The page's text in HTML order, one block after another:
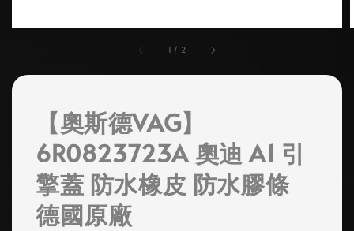
1 / 2
【奧斯德VAG】
6R0823723A 奧迪 A1 引
擎蓋 防水橡皮 防水膠條
德國原廠